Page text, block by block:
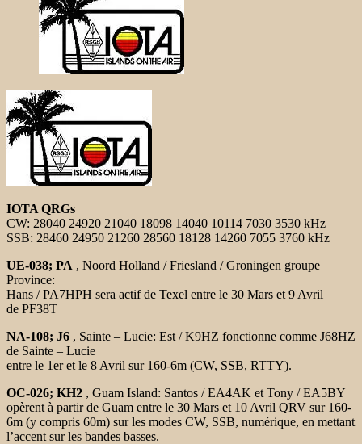
IOTA QRGs
CW: 28040 24920 21040 18098 14040 10114 7030 3530 kHz
SSB: 28460 24950 21260 28560 18128 14260 7055 3760 kHz
UE-038; PA , Noord Holland / Friesland / Groningen groupe
Province:
Hans / PA7HPH sera actif de Texel entre le 30 Mars et 9 Avril
de PF38T
NA-108; J6 , Sainte – Lucie: Est / K9HZ fonctionne comme J68HZ
de Sainte – Lucie
entre le 1er et le 8 Avril sur 160-6m (CW, SSB, RTTY).
OC-026; KH2 , Guam Island: Santos / EA4AK et Tony / EA5BY
opèrent à partir de Guam entre le 30 Mars et 10 Avril QRV sur 160-
6m (y compris 60m) sur les modes CW, SSB, numérique, en mettant
l’accent sur les bandes basses.